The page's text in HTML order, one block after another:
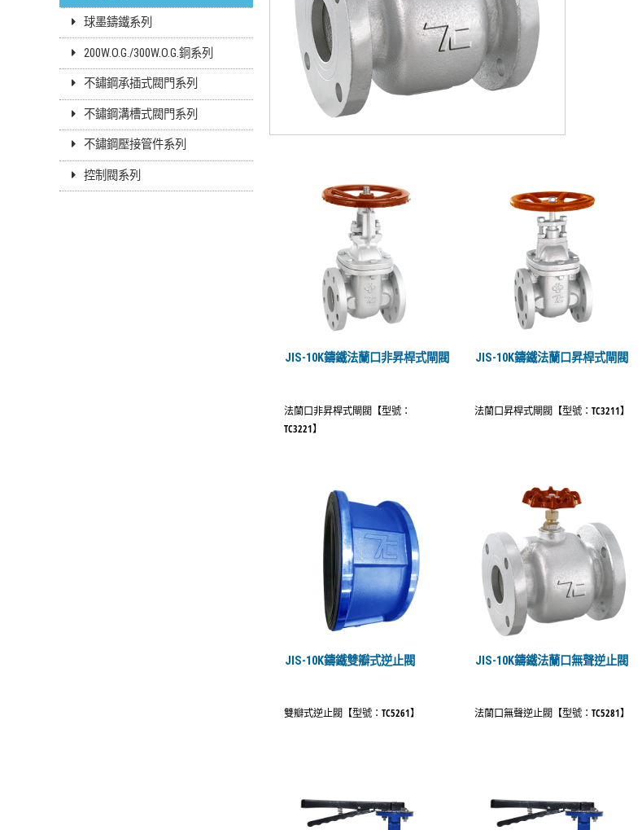
球墨鑄鐵系列
200W.O.G./300W.O.G.銅系列
不鏽鋼承插式閥門系列
不鏽鋼溝槽式閥門系列
不鏽鋼壓接管件系列
控制閥系列
JIS-10K鑄鐵法蘭口非昇桿式閘閥
法蘭口非昇桿式閘閥【型號：
TC3221】
JIS-10K鑄鐵法蘭口昇桿式閘閥
法蘭口昇桿式閘閥【型號：TC3211】
JIS-10K鑄鐵雙瓣式逆止閥
雙瓣式逆止閥【型號：TC5261】
JIS-10K鑄鐵法蘭口無聲逆止閥
法蘭口無聲逆止閥【型號：TC5281】